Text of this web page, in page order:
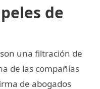
de
una filtración de
de las compañías
de abogados